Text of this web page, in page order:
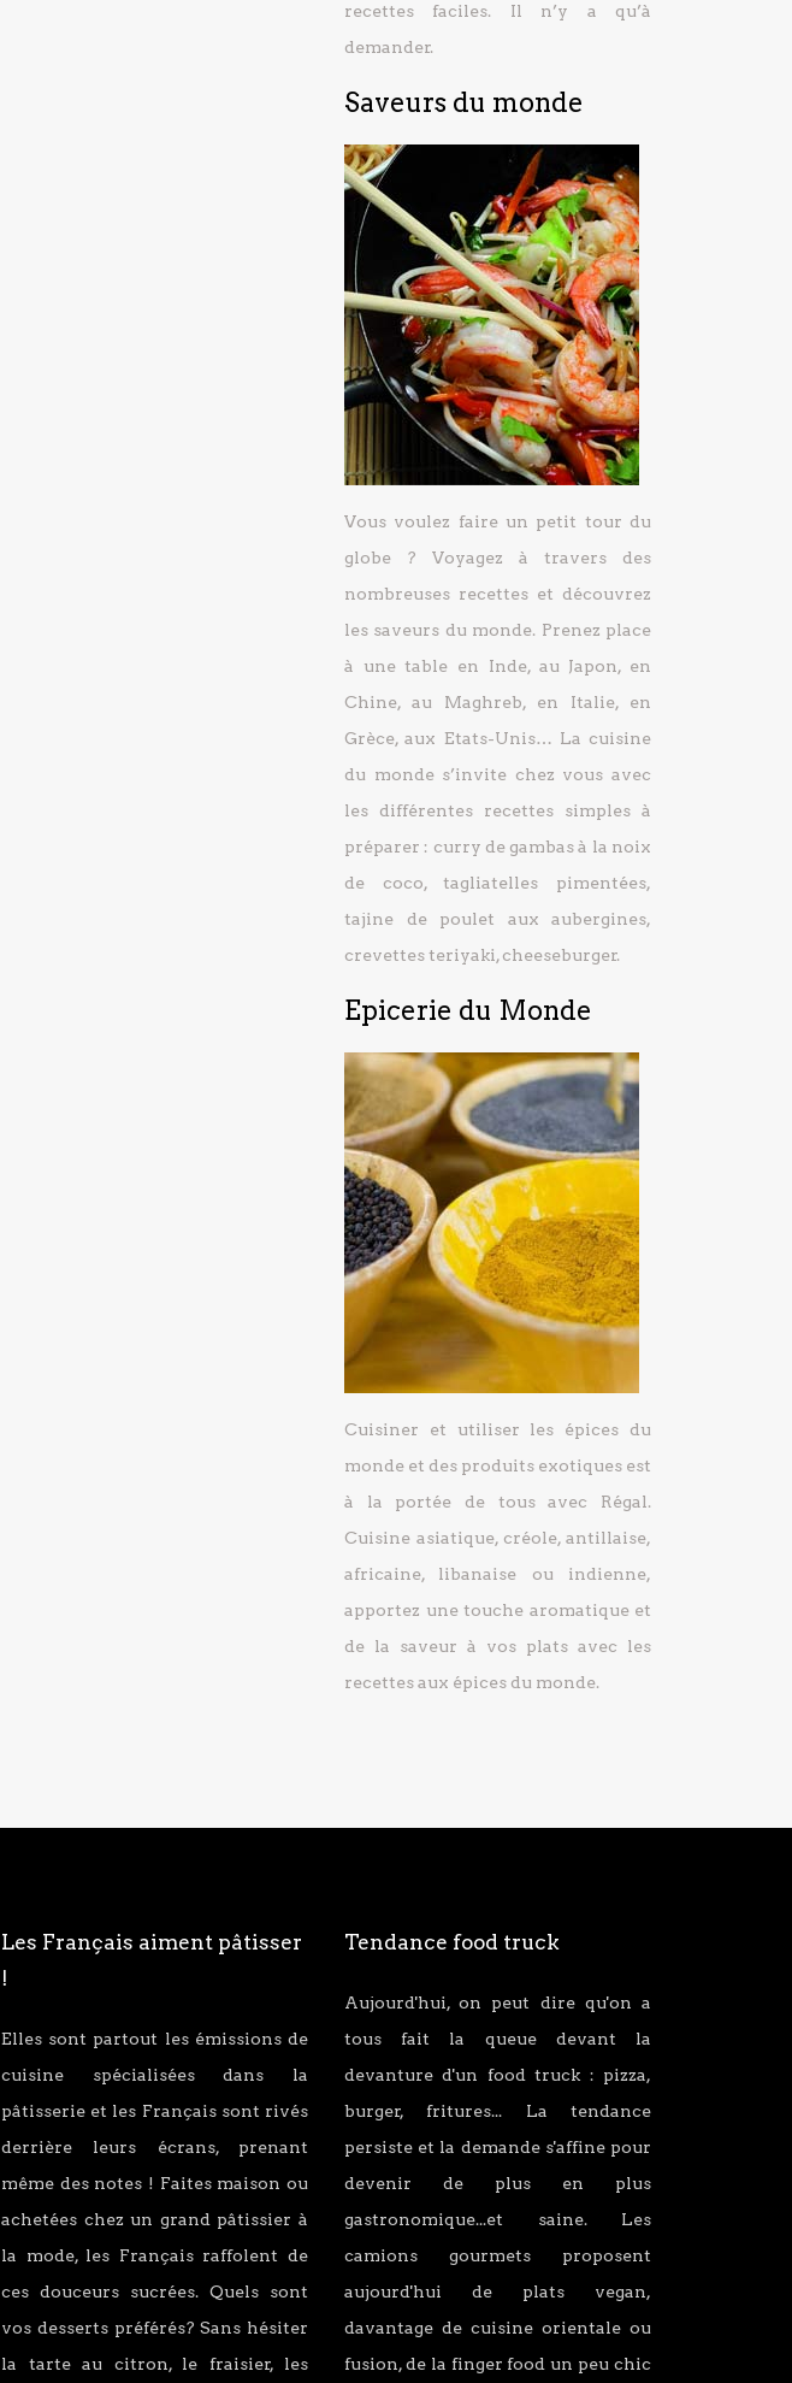
recettes faciles. Il n’y a qu’à
demander.
Saveurs du monde
Vous voulez faire un petit tour du
globe ? Voyagez à travers des
nombreuses recettes et découvrez
les saveurs du monde. Prenez place
à une table en Inde, au Japon, en
Chine, au Maghreb, en Italie, en
Grèce, aux Etats-Unis… La cuisine
du monde s’invite chez vous avec
les différentes recettes simples à
préparer : curry de gambas à la noix
de coco, tagliatelles pimentées,
tajine de poulet aux aubergines,
crevettes teriyaki, cheeseburger.
Epicerie du Monde
Cuisiner et utiliser les épices du
monde et des produits exotiques est
à la portée de tous avec Régal.
Cuisine asiatique, créole, antillaise,
africaine, libanaise ou indienne,
apportez une touche aromatique et
de la saveur à vos plats avec les
recettes aux épices du monde.
Les Français aiment pâtisser
!
Elles sont partout les émissions de
cuisine spécialisées dans la
pâtisserie et les Français sont rivés
derrière leurs écrans, prenant
même des notes ! Faites maison ou
achetées chez un grand pâtissier à
la mode, les Français raffolent de
ces douceurs sucrées. Quels sont
vos desserts préférés? Sans hésiter
la tarte au citron, le fraisier, les
Tendance food truck
Aujourd'hui, on peut dire qu'on a
tous fait la queue devant la
devanture d'un food truck : pizza,
burger, fritures... La tendance
persiste et la demande s'affine pour
devenir de plus en plus
gastronomique...et saine. Les
camions gourmets proposent
aujourd'hui de plats vegan,
davantage de cuisine orientale ou
fusion, de la finger food un peu chic